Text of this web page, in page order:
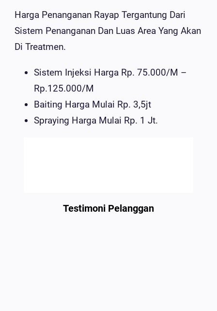
Harga Penanganan Rayap Tergantung Dari
Sistem Penanganan Dan Luas Area Yang Akan
Di Treatmen.
Sistem Injeksi Harga Rp. 75.000/m –
Rp.125.000/m
Baiting Harga Mulai Rp. 3,5jt
Spraying Harga Mulai Rp. 1 Jt.
Testimoni Pelanggan